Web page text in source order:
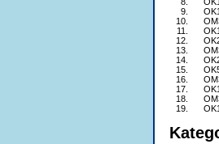
9.
10.
11.
12.
13.
14.
15.
16.
17.
18.
19.